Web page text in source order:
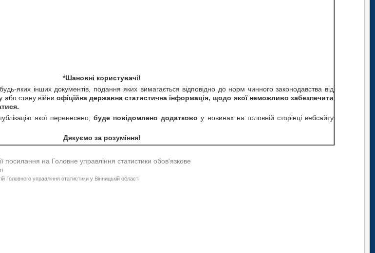
*Шановні користувачі!
будь-яких інших документів, подання яких вимагається відповідно до норм чинного законодавства від
або стану війни офіційна державна статистична інформація, щодо якої неможливо забезпечити
якої перенесено, буде повідомлено додатковоу новинах на головній сторінці вебсайту
Дякуємо за розуміння!
посилання на Головне управління статистики обов'язкове
Головного управління статистики у Вінницькій області